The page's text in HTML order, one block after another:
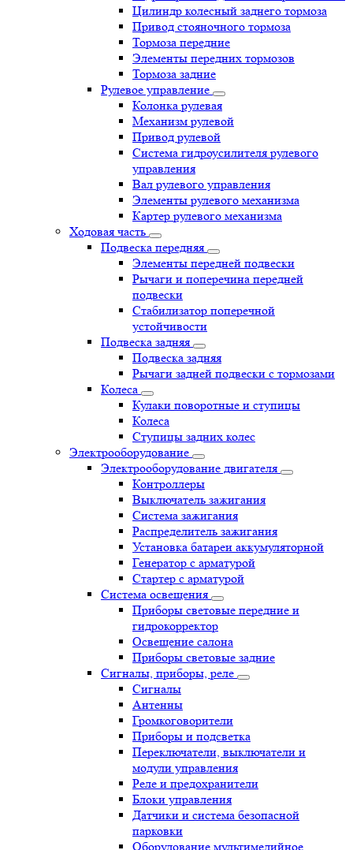
Цилиндр колесный заднего тормоза
Привод стояночного тормоза
Тормоза передние
Элементы передних тормозов
Тормоза задние
Рулевое управление
Колонка рулевая
Механизм рулевой
Привод рулевой
Система гидроусилителя рулевого
управления
Вал рулевого управления
Элементы рулевого механизма
Картер рулевого механизма
Ходовая часть
Подвеска передняя
Элементы передней подвески
Рычаги и поперечина передней
подвески
Стабилизатор поперечной
устойчивости
Подвеска задняя
Подвеска задняя
Рычаги задней подвески с тормозами
Колеса
Кулаки поворотные и ступицы
Колеса
Ступицы задних колес
Электрооборудование
Электрооборудование двигателя
Контроллеры
Выключатель зажигания
Система зажигания
Распределитель зажигания
Установка батареи аккумуляторной
Генератор с арматурой
Стартер с арматурой
Система освещения
Приборы световые передние и
гидрокорректор
Освещение салона
Приборы световые задние
Сигналы, приборы, реле
Сигналы
Антенны
Громкоговорители
Приборы и подсветка
Переключатели, выключатели и
модули управления
Реле и предохранители
Блоки управления
Датчики и система безопасной
парковки
Оборудование мультимедийное